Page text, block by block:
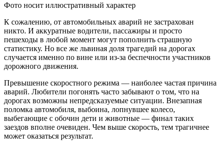
Фото носит иллюстративный характер
К сожалению, от автомобильных аварий не застрахован
никто. И аккуратные водители, пассажиры и просто
пешеходы в любой момент могут пополнить страшную
статистику. Но все же львиная доля трагедий на дорогах
случается именно по вине или из-за беспечности участников
дорожного движения.
Превышение скоростного режима — наиболее частая причина
аварий. Любители погонять часто забывают о том, что на
дорогах возможны непредсказуемые ситуации. Внезапная
поломка автомобиля, выбоина, лопнувшее колесо,
выбегающие с обочин дети и животные — финал таких
заездов вполне очевиден. Чем выше скорость, тем трагичнее
может оказаться результат.